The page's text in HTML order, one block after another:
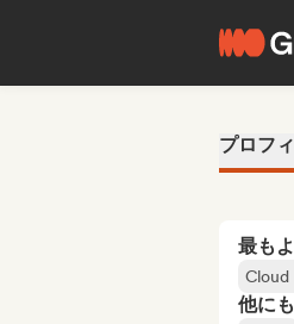
プロフ
最も
Cloud
他に